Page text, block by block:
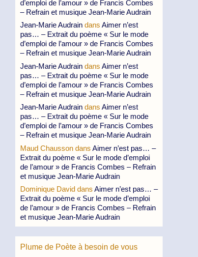
d’emploi de l’amour » de Francis Combes
– Refrain et musique Jean-Marie Audrain
Jean-Marie Audrain dans Aimer n’est
pas… – Extrait du poème « Sur le mode
d’emploi de l’amour » de Francis Combes
– Refrain et musique Jean-Marie Audrain
Jean-Marie Audrain dans Aimer n’est
pas… – Extrait du poème « Sur le mode
d’emploi de l’amour » de Francis Combes
– Refrain et musique Jean-Marie Audrain
Jean-Marie Audrain dans Aimer n’est
pas… – Extrait du poème « Sur le mode
d’emploi de l’amour » de Francis Combes
– Refrain et musique Jean-Marie Audrain
Maud Chausson dans Aimer n’est pas… –
Extrait du poème « Sur le mode d’emploi
de l’amour » de Francis Combes – Refrain
et musique Jean-Marie Audrain
Dominique David dans Aimer n’est pas… –
Extrait du poème « Sur le mode d’emploi
de l’amour » de Francis Combes – Refrain
et musique Jean-Marie Audrain
Plume de Poète à besoin de vous